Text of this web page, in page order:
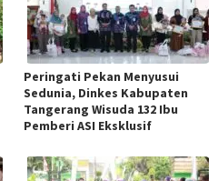
Peringati Pekan Menyusui
Sedunia, Dinkes Kabupaten
Tangerang Wisuda 132 Ibu
Pemberi ASI Eksklusif